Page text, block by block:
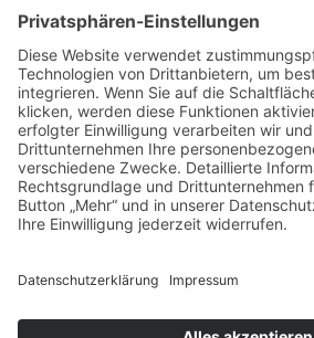
Gästehaus Schweiger, die preiswerte und
Unterkunft in Bruck bei Emmerting, im
Rechtliches
Impressum
Datenschutz
Quick Links
Über uns
Kontakt
Gästehaus Schweiger